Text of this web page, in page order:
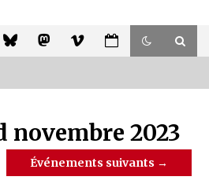
novembre 2023
Événements suivants →